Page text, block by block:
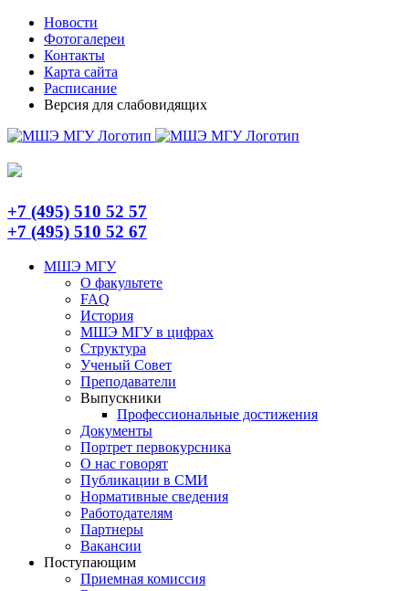
Skip
content
TelegramНовости
Фотогалереи
Контакты
Карта сайта
Расписание
Версия для слабовидящих
+7 (495) 510 52 57
+7 (495) 510 52 67
МШЭ МГУ
О факультете
FAQ
История
МШЭ МГУ в цифрах
Структура
Ученый Совет
Преподаватели
Выпускники
Профессиональные достижения
Документы
Портрет первокурсника
О нас говорят
Публикации в СМИ
Нормативные сведения
Работодателям
Партнеры
Вакансии
Поступающим
Приемная комиссия